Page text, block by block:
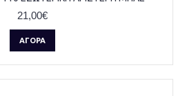
21,00€
ΑΓΟΡΆ